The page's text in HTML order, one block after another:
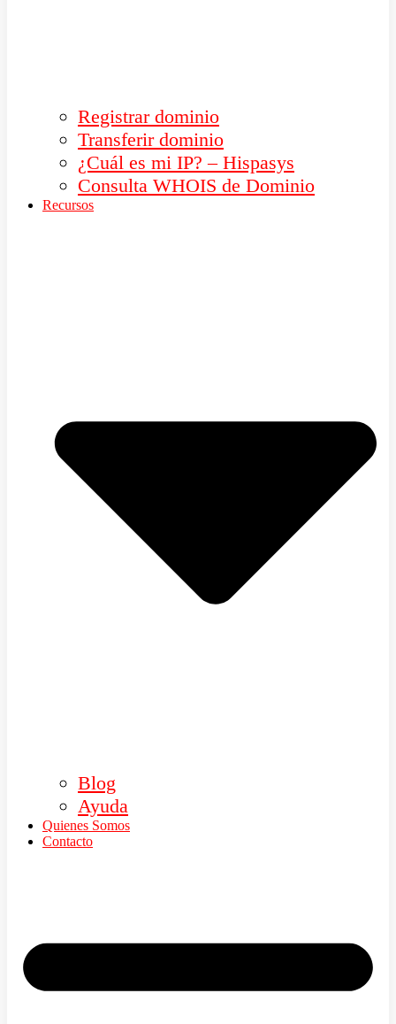
Registrar dominio
Transferir dominio
¿Cuál es mi IP? – Hispasys
Consulta WHOIS de Dominio
Recursos
Blog
Ayuda
Quienes Somos
Contacto